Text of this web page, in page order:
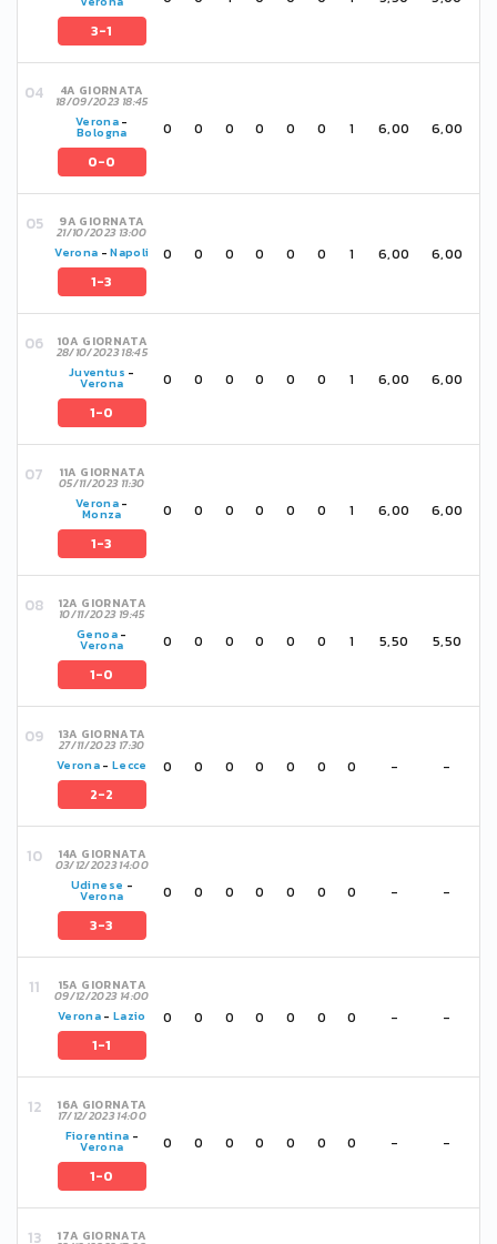
3-1
4A GIORNATA
18/09/2023 18:45
Verona -
Bologna
0-0
0 0 0 0 0 0 1 6,00 6,00
9A GIORNATA
21/10/2023 13:00
Verona -Napoli
1-3
0 0 0 0 0 0 1 6,00 6,00
10A GIORNATA
28/10/2023 18:45
Juventus -
Verona
1-0
0 0 0 0 0 0 1 6,00 6,00
11A GIORNATA
05/11/2023 11:30
Verona -
Monza
1-3
0 0 0 0 0 0 1 6,00 6,00
12A GIORNATA
10/11/2023 19:45
Genoa-
Verona
1-0
0 0 0 0 0 0 1 5,50 5,50
13A GIORNATA
27/11/2023 17:30
Verona -Lecce
2-2
0 0 0 0 0 0 0 - -
14A GIORNATA
03/12/2023 14:00
Udinese -
Verona
3-3
0 0 0 0 0 0 0 - -
15A GIORNATA
09/12/2023 14:00
Verona -Lazio
1-1
0 0 0 0 0 0 0 - -
16A GIORNATA
17/12/2023 14:00
Fiorentina -
Verona
1-0
0 0 0 0 0 0 0 - -
17A GIORNATA